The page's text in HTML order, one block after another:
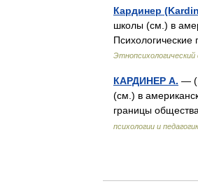
Кардинер
школы (см.) в
Этнопсихологический
КАРДИНЕР А. —
(см.) в
границы
психологии и